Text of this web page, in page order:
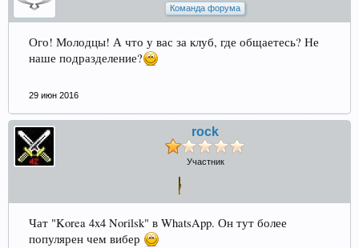
Команда форума
Ого! Молодцы! А что у вас за клуб, где общаетесь? Не
наше подразделение?
29 июн 2016
rock
Участник
Чат "Korea 4x4 Norilsk" в WhatsApp. Он тут более
популярен чем вибер